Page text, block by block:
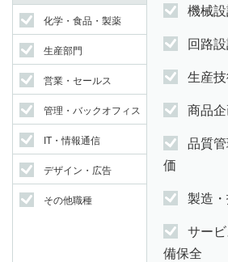
化学・食品・製薬
生産部門
営業・セールス
管理・バックオフィス
IT・情報通信
デザイン・広告
その他職種
機械
回路
生産
商品
品質
価
製造
サー
備保全